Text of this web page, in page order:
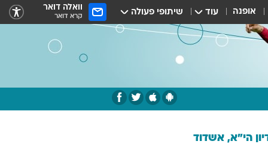
אופנה עוד שיתופי פעולה וואלה דואר
קרא דואר
הי"א, אשדוד